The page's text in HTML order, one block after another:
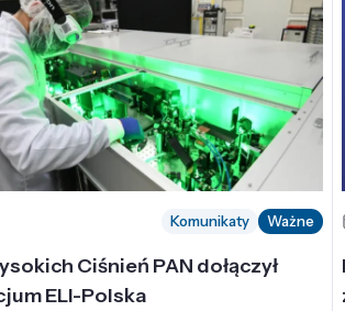
Komunikaty Ważne
Ciśnień PAN dołączył
ELI-Polska